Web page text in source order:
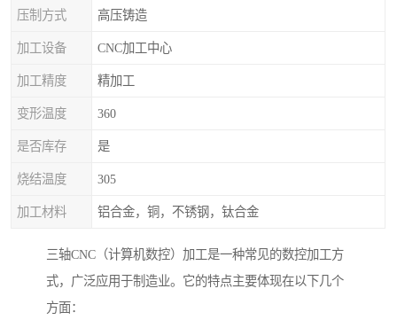
压制方式 高压铸造
加工设备 CNC加工中心
加工精度 精加工
变形温度 360
是否库存 是
烧结温度 305
加工材料 铝合金，铜，不锈钢，钛合金
三轴CNC（计算机数控）加工是一种常见的数控加工方
式，广泛应用于制造业。它的特点主要体现在以下几个
方面：